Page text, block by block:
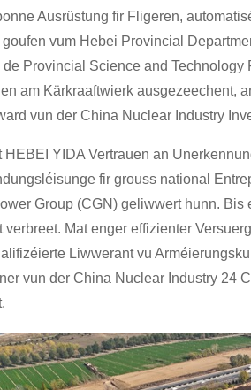
Ausrüstung fir Fligeren,
vum Hebei Provincial
de Provincial Science and
am Kärkraaftwierk ausgezeechent,
vun der China Nuclear Industry
HEBEI YIDA Vertrauen an
fir grouss national
Group (CGN) geliwwert hunn.
verbreet. Mat enger effizienter
Liwwerant vu
vun der China Nuclear Industry 24